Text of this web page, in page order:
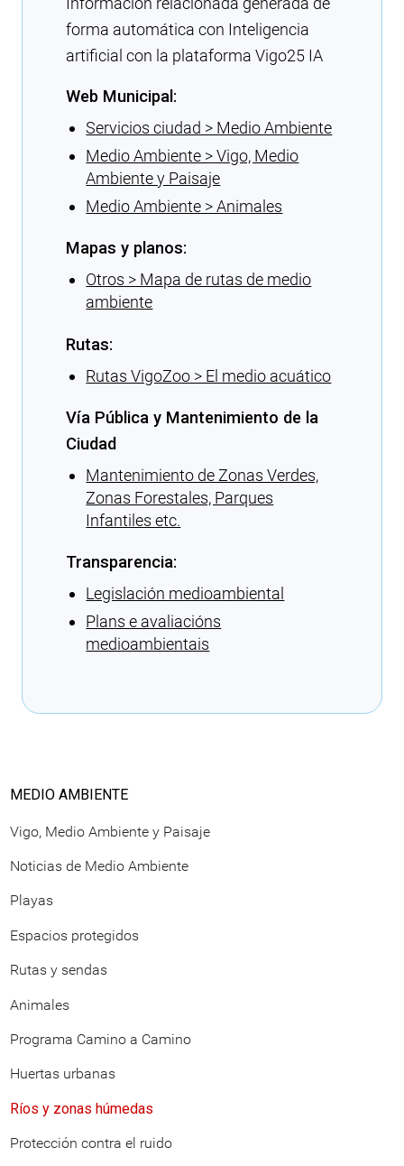
forma automática con Inteligencia
artificial con la plataforma Vigo25 IA
Web Municipal:
Servicios ciudad > Medio Ambiente
Medio Ambiente > Vigo, Medio
Ambiente y Paisaje
Medio Ambiente > Animales
Mapas y planos:
Otros > Mapa de rutas de medio
ambiente
Rutas:
Rutas VigoZoo > El medio acuático
Vía Pública y Mantenimiento de la
Ciudad
Mantenimiento de Zonas Verdes,
Zonas Forestales, Parques
Infantiles etc.
Transparencia:
Legislación medioambiental
Plans e avaliacións
medioambientais
MEDIO AMBIENTE
Vigo, Medio Ambiente y Paisaje
Noticias de Medio Ambiente
Playas
Espacios protegidos
Rutas y sendas
Animales
Programa Camino a Camino
Huertas urbanas
Ríos y zonas húmedas
Protección contra el ruido